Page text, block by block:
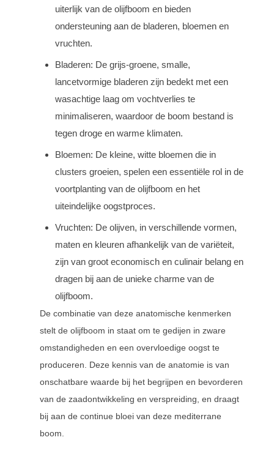
uiterlijk van de olijfboom en bieden
ondersteuning aan de bladeren, bloemen en
vruchten.
Bladeren: De grijs-groene, smalle,
lancetvormige bladeren zijn bedekt met een
wasachtige laag om vochtverlies te
minimaliseren, waardoor de boom bestand is
tegen droge en warme klimaten.
Bloemen: De kleine, witte bloemen die in
clusters groeien, spelen een essentiële rol in de
voortplanting van de olijfboom en het
uiteindelijke oogstproces.
Vruchten: De olijven, in verschillende vormen,
maten en kleuren afhankelijk van de variëteit,
zijn van groot economisch en culinair belang en
dragen bij aan de unieke charme van de
olijfboom.
De combinatie van deze anatomische kenmerken
stelt de olijfboom in staat om te gedijen in zware
omstandigheden en een overvloedige oogst te
produceren. Deze kennis van de anatomie is van
onschatbare waarde bij het begrijpen en bevorderen
van de zaadontwikkeling en verspreiding, en draagt
bij aan de continue bloei van deze mediterrane
boom.